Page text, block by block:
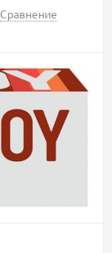
Сравнение